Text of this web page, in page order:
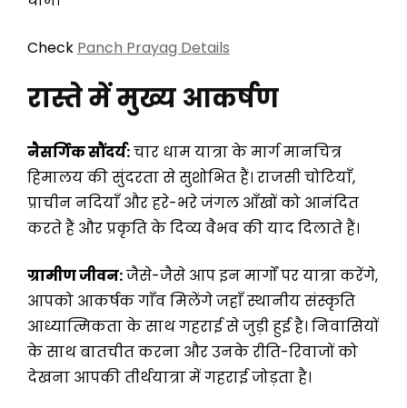
Check Panch Prayag Details
रास्ते में मुख्य आकर्षण
नैसर्गिक सौंदर्य:चार धाम यात्रा के मार्ग मानचित्र
हिमालय की सुंदरता से सुशोभित हैं। राजसी चोटियाँ,
प्राचीन नदियाँ और हरे-भरे जंगल आँखों को आनंदित
करते हैं और प्रकृति के दिव्य वैभव की याद दिलाते हैं।
ग्रामीण जीवन:जैसे-जैसे आप इन मार्गों पर यात्रा करेंगे,
आपको आकर्षक गाँव मिलेंगे जहाँ स्थानीय संस्कृति
आध्यात्मिकता के साथ गहराई से जुड़ी हुई है। निवासियों
के साथ बातचीत करना और उनके रीति-रिवाजों को
देखना आपकी तीर्थयात्रा में गहराई जोड़ता है।